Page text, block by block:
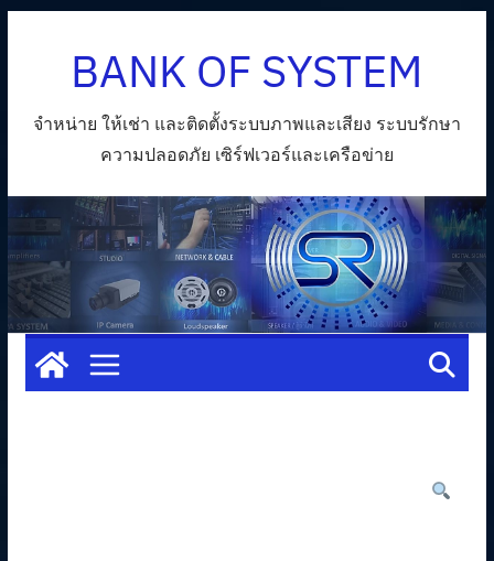
BANK OF SYSTEM
จำหน่าย ให้เช่า และติดตั้งระบบภาพและเสียง ระบบรักษา
ความปลอดภัย เซิร์ฟเวอร์และเครือข่าย